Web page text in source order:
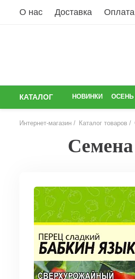
О нас Доставка Оплата
КАТАЛОГ НОВИНКИ ОСЕНЬ
Интернет-магазин Каталог товаров